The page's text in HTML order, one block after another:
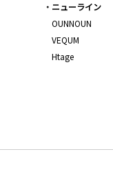
ニューライン
OUNNOUN
VEQUM
Htage